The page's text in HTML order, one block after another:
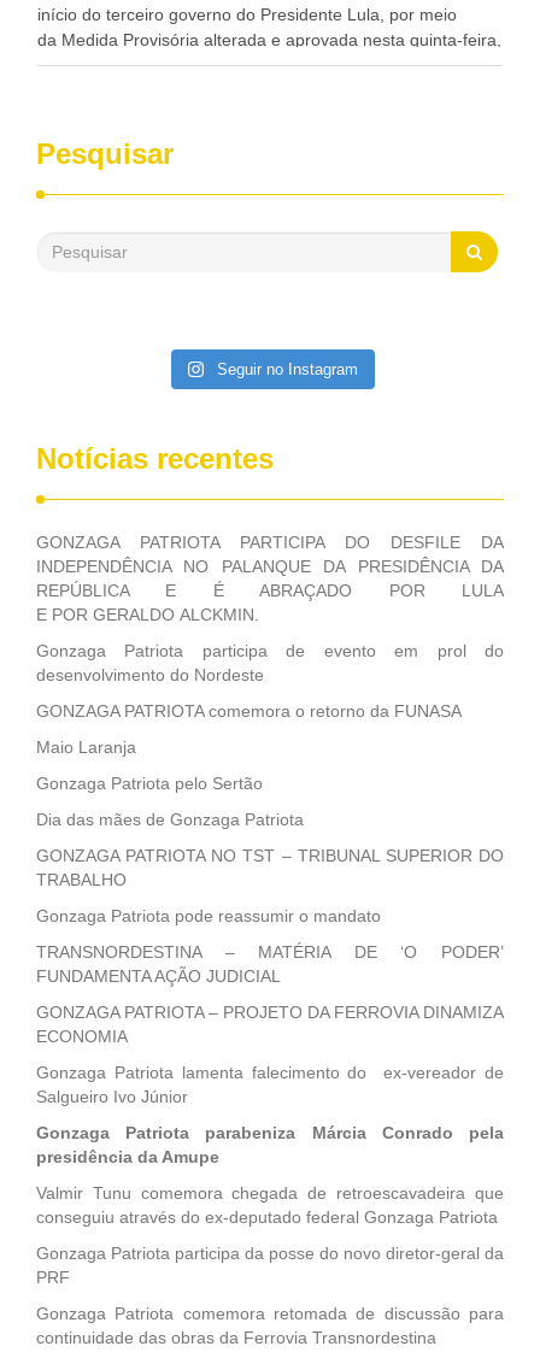
início do terceiro governo do Presidente Lula, por meio
da Medida Provisória alterada e aprovada nesta quinta-feira,
pelo Congresso Nacional. Gonzaga Patriota disse hoje em
desenvolvimento dos seus municípios e, somente o ano
passado, essa Fundação distribuiu mais de três bilhões de
reais, com suas maravilhosas ações, dentre alas, mais de
saneamento básico, em pequenas comunidades rurais.
Patriota disse ainda que, mesmo sem mandato,
Pesquisar
Seguir no Instagram
Notícias recentes
GONZAGA PATRIOTA PARTICIPA DO DESFILE DA
INDEPENDÊNCIA NO PALANQUE DA PRESIDÊNCIA DA
REPÚBLICA E É ABRAÇADO POR LULA
E POR GERALDO ALCKMIN.
Gonzaga Patriota participa de evento em prol do
desenvolvimento do Nordeste
GONZAGA PATRIOTA comemora o retorno da FUNASA
Maio Laranja
Gonzaga Patriota pelo Sertão
Dia das mães de Gonzaga Patriota
GONZAGA PATRIOTA NO TST – TRIBUNAL SUPERIOR DO
TRABALHO
Gonzaga Patriota pode reassumir o mandato
TRANSNORDESTINA – MATÉRIA DE ‘O PODER’
FUNDAMENTA AÇÃO JUDICIAL
GONZAGA PATRIOTA – PROJETO DA FERROVIA DINAMIZA
ECONOMIA
Gonzaga Patriota lamenta falecimento do ex-vereador de
Salgueiro Ivo Júnior
Gonzaga Patriota parabeniza Márcia Conrado pela
presidência da Amupe
Valmir Tunu comemora chegada de retroescavadeira que
conseguiu através do ex-deputado federal Gonzaga Patriota
Gonzaga Patriota participa da posse do novo diretor-geral da
PRF
Gonzaga Patriota comemora retomada de discussão para
continuidade das obras da Ferrovia Transnordestina